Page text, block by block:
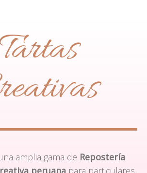
Tartas
amplia gama de Repostería
peruanapara particulares.